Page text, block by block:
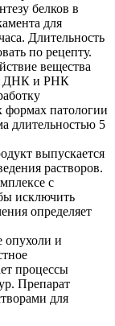
белков в
для
Длительность
по рецепту.
вещества
ДНК и РНК
патологии
длительностью 5
выпускается
растворов.
с
исключить
определяет
опухоли и
процессы
Препарат
для